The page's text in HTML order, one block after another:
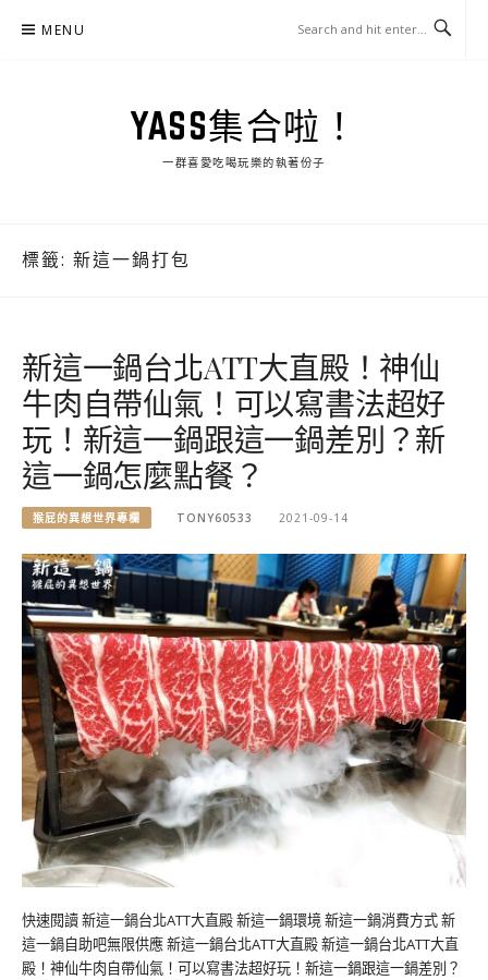
MENU
YASS集合啦！
一群喜愛吃喝玩樂的執著份子
標籤: 新這一鍋打包
新這一鍋台北ATT大直殿！神仙
牛肉自帶仙氣！可以寫書法超好
玩！新這一鍋跟這一鍋差別？新
這一鍋怎麼點餐？
猴屁的異想世界專欄 TONY60533 2021-09-14
快速閱讀 新這一鍋台北ATT大直殿 新這一鍋環境 新這一鍋消費方式 新
這一鍋自助吧無限供應 新這一鍋台北ATT大直殿 新這一鍋台北ATT大直
殿！神仙牛肉自帶仙氣！可以寫書法超好玩！新這一鍋跟這一鍋差別？